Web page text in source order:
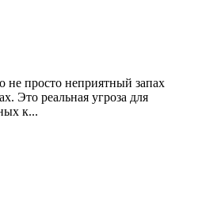
не просто неприятный запах
Это реальная угроза для
к...